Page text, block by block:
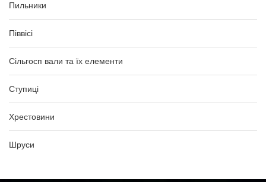
Пильники
Піввісі
Сільгосп вали та їх елементи
Ступиці
Хрестовини
Шруси